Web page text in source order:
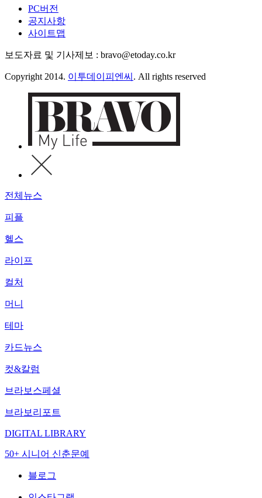
PC버전
공지사항
사이트맵
보도자료 및 기사제보 : bravo@etoday.co.kr
Copyright 2014. 이투데이피엔씨 . All rights reserved
전체뉴스
피플
헬스
라이프
컬처
머니
테마
카드뉴스
컷&칼럼
브라보스페셜
브라보리포트
DIGITAL LIBRARY
50+ 시니어 신춘문예
블로그